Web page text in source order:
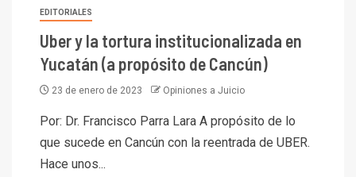
EDITORIALES
Uber y la tortura institucionalizada en
Yucatán (a propósito de Cancún)
23 de enero de 2023 Opiniones a Juicio
Por: Dr. Francisco Parra Lara A propósito de lo
que sucede en Cancún con la reentrada de UBER.
Hace unos...